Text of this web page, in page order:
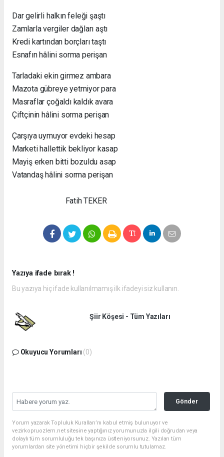
Dar gelirli halkın feleği şaştı
Zamlarla vergiler dağları aştı
Kredi kartından borçları taştı
Esnafın hâlini sorma perişan
Tarladaki ekin girmez ambara
Mazota gübreye yetmiyor para
Masraflar çoğaldı kaldık avara
Çiftçinin hâlini sorma perişan
Çarşıya uymuyor evdeki hesap
Marketi hallettik bekliyor kasap
Mayiş erken bitti bozuldu asap
Vatandaş hâlini sorma perişan
Fatih TEKER
Yazıya ifade bırak !
Bu yazıya hiç ifade kullanılmamış ilk ifadeyi siz kullanın.
Şiir Köşesi - Tüm Yazıları
Okuyucu Yorumları (0)
Gönder
Yorum yazarak Topluluk Kuralları’nı kabul etmiş bulunuyor ve
vezirkopruozlem.net sitesine yaptığınız yorumunuzla ilgili doğrudan veya
dolaylı tüm sorumluluğu tek başınıza üstleniyorsunuz. Yazılan tüm
yorumlardan site yönetimi hiçbir şekilde sorumlu tutulamaz.